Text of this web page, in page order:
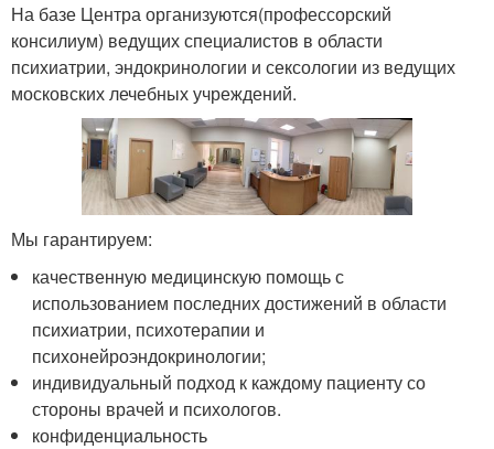
На базе Центра организуются(профессорский
консилиум) ведущих специалистов в области
психиатрии, эндокринологии и сексологии из ведущих
московских лечебных учреждений.
Мы гарантируем:
качественную медицинскую помощь с
использованием последних достижений в области
психиатрии, психотерапии и
психонейроэндокринологии;
индивидуальный подход к каждому пациенту со
стороны врачей и психологов.
конфиденциальность